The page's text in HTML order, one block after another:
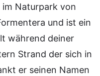
im Naturpark von
und ist ein
während deiner
Strand der sich in
er seinen Namen